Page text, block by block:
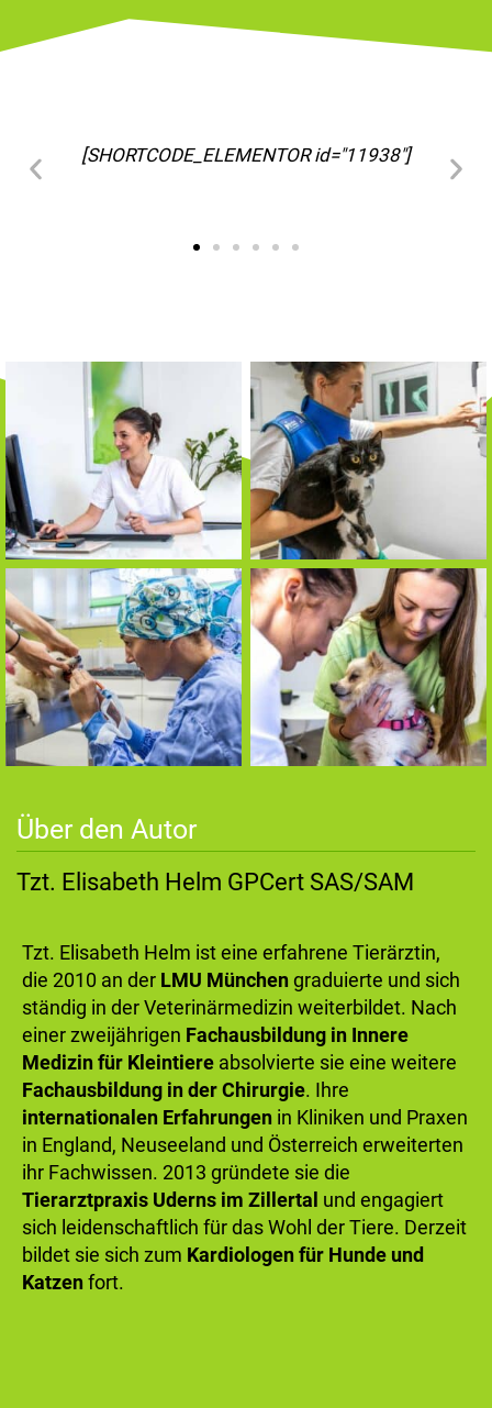
[SHORTCODE_ELEMENTOR id="11963"]
Über den Autor
Tzt. Elisabeth Helm GPCert SAS/SAM
Tzt. Elisabeth Helm ist eine erfahrene Tierärztin,
die 2010 an der LMU Münchengraduierte und sich
ständig in der Veterinärmedizin weiterbildet. Nach
einer zweijährigen Fachausbildung in Innere
Medizin für Kleintiere absolvierte sie eine weitere
Fachausbildung in der Chirurgie. Ihre
internationalen Erfahrungen in Kliniken und Praxen
in England, Neuseeland und Österreich erweiterten
ihr Fachwissen. 2013 gründete sie die
Tierarztpraxis Uderns im Zillertal und engagiert
sich leidenschaftlich für das Wohl der Tiere. Derzeit
bildet sie sich zum Kardiologen für Hunde und
Katzenfort.